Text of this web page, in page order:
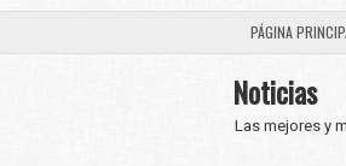
PÁGINA
Noticias
Las mejores y